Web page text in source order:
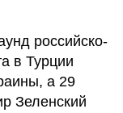
российско-
в Турции
а 29
Зеленский